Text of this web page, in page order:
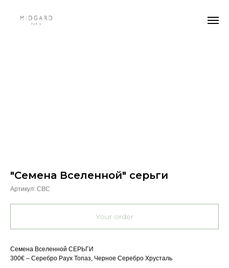
"Семена Вселенной" серьги
Артикул: СВС
Your order
Семена Вселенной СЕРЬГИ
300€ – Серебро Раух Топаз, Черное Серебро Хрусталь